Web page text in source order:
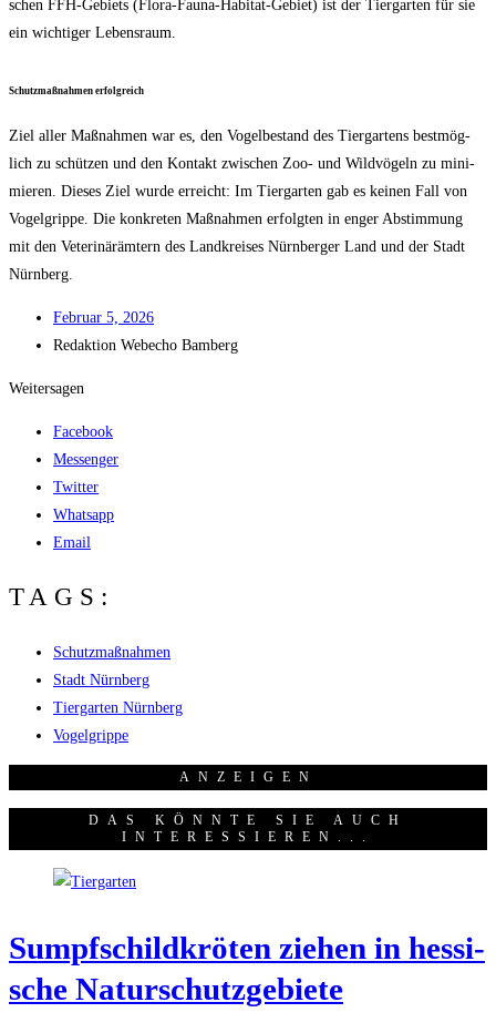
schen FFH-Gebiets (Flo­ra-Fau­na-Habi­tat-Gebiet) ist der Tier­gar­ten für sie
ein wich­ti­ger Lebensraum.
Schutz­maß­nah­men erfolgreich
Ziel aller Maß­nah­men war es, den Vogel­be­stand des Tier­gar­tens best­mög­
lich zu schüt­zen und den Kon­takt zwi­schen Zoo- und Wild­vö­geln zu mini­
mie­ren. Die­ses Ziel wur­de erreicht: Im Tier­gar­ten gab es kei­nen Fall von
Vogel­grip­pe. Die kon­kre­ten Maß­nah­men erfolg­ten in enger Abstim­mung
mit den Vete­ri­när­äm­tern des Land­krei­ses Nürn­ber­ger Land und der Stadt
Nürnberg.
Febru­ar 5, 2026
Redak­ti­on Web­echo Bamberg
Weitersagen
Facebook
Messenger
Twitter
Whatsapp
Email
TAGS:
Schutzmaßnahmen
Stadt Nürnberg
Tiergarten Nürnberg
Vogelgrippe
ANZEI­GEN
DAS KÖNNTE SIE AUCH
INTERESSIEREN...
Sumpf­schild­krö­ten zie­hen in hes­si­
sche Naturschutzgebiete